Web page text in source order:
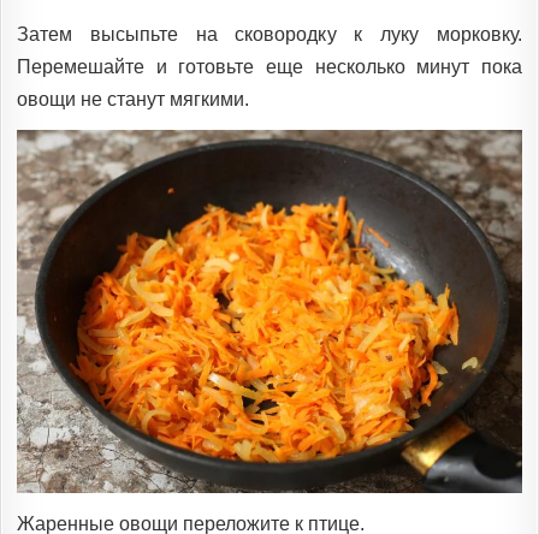
Затем высыпьте на сковородку к луку морковку.
Перемешайте и готовьте еще несколько минут пока
овощи не станут мягкими.
Жаренные овощи переложите к птице.